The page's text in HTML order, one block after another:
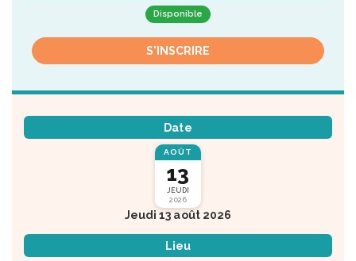
Disponible
S'INSCRIRE
Date
AOÛT
13
JEUDI
2026
Jeudi 13 août 2026
Lieu